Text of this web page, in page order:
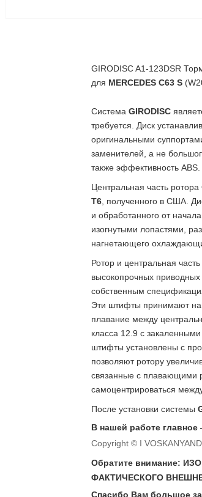
GIRODISC A1-123DSR
для MERCEDES C63 S
Система GIRODISC
требуется. Диск
оригинальными
заменителей, а не
также эффективность ABS
Центральная часть ротора
T6 , полученного в США.
и обработанного от
изогнутыми лопастями,
нагнетающего
Ротор и центральная
высокопрочных
собственным
Эти штифты принимают на
плавание между
класса 12.9 с
штифты установлены с
позволяют ротору
связанные с плавающими
самоцентрироваться
После установки системы
В нашей работе
Copyright © I
Обратите внимание:
ФАКТИЧЕСКОГО
Спасибо Вам большое